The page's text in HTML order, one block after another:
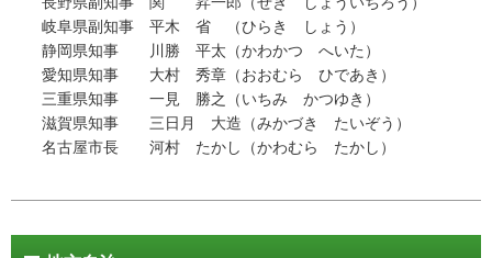
岐阜県副知事 平木 省 （ひらき しょう）
静岡県知事 川勝 平太（かわかつ へいた）
愛知県知事 大村 秀章（おおむら ひであき）
三重県知事 一見 勝之（いちみ かつゆき）
滋賀県知事 三日月 大造（みかづき たいぞう）
名古屋市長 河村 たかし（かわむら たかし）